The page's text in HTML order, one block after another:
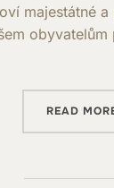
majestátné
READ